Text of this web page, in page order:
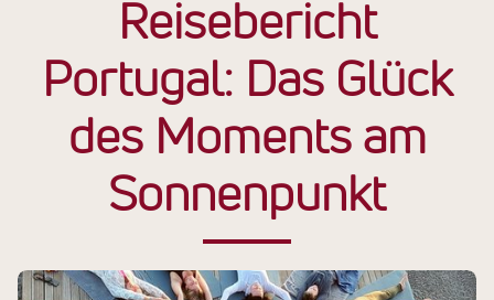
Reisebericht
Portugal: Das Glück
des Moments am
Sonnenpunkt